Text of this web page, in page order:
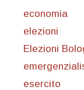
economia
elezioni
Elezioni
esercito